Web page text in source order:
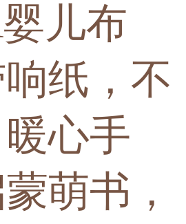
儿布
纸，不
心手
萌书，